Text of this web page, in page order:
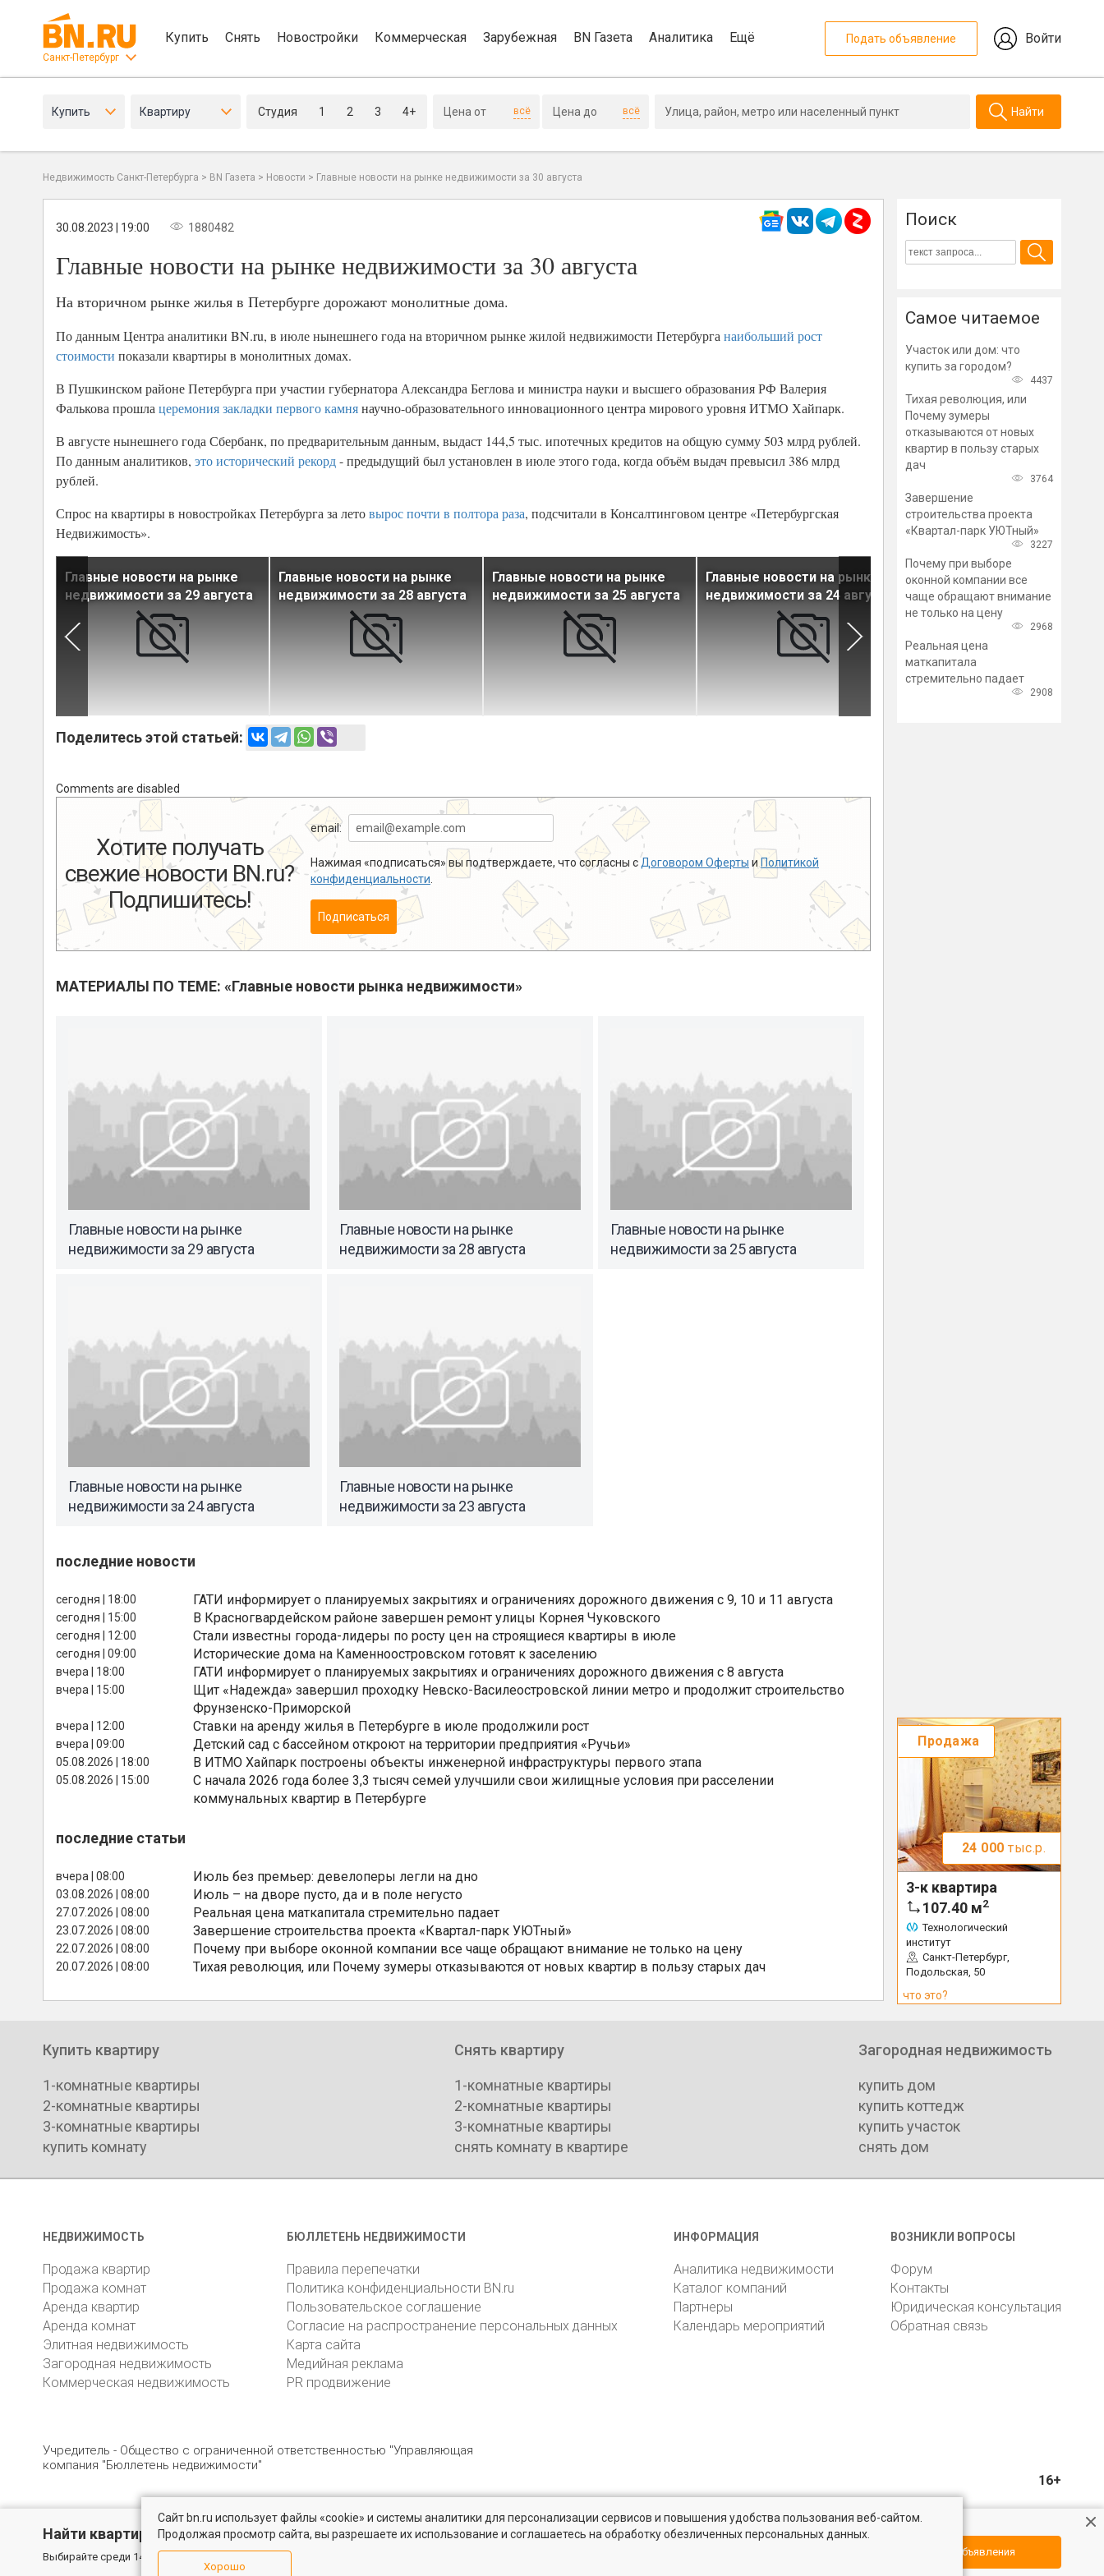
Санкт-Петербург
Купить Снять Новостройки Коммерческая Зарубежная BN Газета Аналитика Ещё Подать объявление Войти
Купить Квартиру Студия 1 2 3 4+ всё всё Найти
Недвижимость Санкт-Петербурга > BN Газета > Новости > Главные новости на рынке недвижимости за 30 августа
30.08.2023 | 19:00 1880482
Главные новости на рынке недвижимости за 30 августа
На вторичном рынке жилья в Петербурге дорожают монолитные дома.
По данным Центра аналитики BN.ru, в июле нынешнего года на вторичном рынке жилой недвижимости Петербурга наибольший рост
стоимости показали квартиры в монолитных домах.
В Пушкинском районе Петербурга при участии губернатора Александра Беглова и министра науки и высшего образования РФ Валерия
Фалькова прошла церемония закладки первого камнянаучно-образовательного инновационного центра мирового уровня ИТМО Хайпарк.
В августе нынешнего года Сбербанк, по предварительным данным, выдаст 144,5 тыс. ипотечных кредитов на общую сумму 503 млрд рублей.
По данным аналитиков, это исторический рекорд- предыдущий был установлен в июле этого года, когда объём выдач превысил 386 млрд
рублей.
Спрос на квартиры в новостройках Петербурга за летовырос почти в полтора раза, подсчитали в Консалтинговом центре «Петербургская
Недвижимость».
Главные новости на рынке
недвижимости за 29 августа
Главные новости на рынке
недвижимости за 28 августа
Главные новости на рынке
недвижимости за 25 августа
Главные новости на рынке
недвижимости за 24 августа
Главные новости на рынке
недвижимости за 23
Найти квартиру - это просто!
Выбирайте среди 14 тысяч проверенных вариантов на вторичом рынке жилья на портале BN.ru Посмотреть объявления
Поделитесь этой статьей:
Comments are disabled
Хотите получать
свежие новости BN.ru?
Подпишитесь!
email:
Нажимая «подписаться» вы подтверждаете, что согласны с Договором Оферты и Политикой
конфиденциальности
Подписаться
МАТЕРИАЛЫ ПО ТЕМЕ: «Главные новости рынка недвижимости»
Главные новости на рынке
недвижимости за 29 августа
Главные новости на рынке
недвижимости за 28 августа
Главные новости на рынке
недвижимости за 25 августа
Главные новости на рынке
недвижимости за 24 августа
Главные новости на рынке
недвижимости за 23 августа
последние новости
сегодня | 18:00 ГАТИ информирует о планируемых закрытиях и ограничениях дорожного движения с 9, 10 и 11 августа
сегодня | 15:00 В Красногвардейском районе завершен ремонт улицы Корнея Чуковского
сегодня | 12:00 Стали известны города-лидеры по росту цен на строящиеся квартиры в июле
сегодня | 09:00 Исторические дома на Каменноостровском готовят к заселению
вчера | 18:00 ГАТИ информирует о планируемых закрытиях и ограничениях дорожного движения с 8 августа
вчера | 15:00
Щит «Надежда» завершил проходку Невско-Василеостровской линии метро и продолжит строительство
Фрунзенско-Приморской
вчера | 12:00 Ставки на аренду жилья в Петербурге в июле продолжили рост
вчера | 09:00 Детский сад с бассейном откроют на территории предприятия «Ручьи»
05.08.2026 | 18:00 В ИТМО Хайпарк построены объекты инженерной инфраструктуры первого этапа
05.08.2026 | 15:00
С начала 2026 года более 3,3 тысяч семей улучшили свои жилищные условия при расселении
коммунальных квартир в Петербурге
последние статьи
вчера | 08:00 Июль без премьер: девелоперы легли на дно
03.08.2026 | 08:00 Июль – на дворе пусто, да и в поле негусто
27.07.2026 | 08:00 Реальная цена маткапитала стремительно падает
23.07.2026 | 08:00 Завершение строительства проекта «Квартал-парк УЮТный»
22.07.2026 | 08:00 Почему при выборе оконной компании все чаще обращают внимание не только на цену
20.07.2026 | 08:00 Тихая революция, или Почему зумеры отказываются от новых квартир в пользу старых дач
Поиск
Самое читаемое
Участок или дом: что
купить за городом?
4437
Тихая революция, или
Почему зумеры
отказываются от новых
квартир в пользу старых
дач
3764
Завершение
строительства проекта
«Квартал-парк УЮТный»
3227
Почему при выборе
оконной компании все
чаще обращают внимание
не только на цену
2968
Реальная цена
маткапитала
стремительно падает
2908
Продажа
24 000 тыс.р.
3-к квартира
107.40 м2
Технологический
институт
Санкт-Петербург,
Подольская, 50
что это?
Купить квартиру
1-комнатные квартиры
2-комнатные квартиры
3-комнатные квартиры
купить комнату
Снять квартиру
1-комнатные квартиры
2-комнатные квартиры
3-комнатные квартиры
снять комнату в квартире
Загородная недвижимость
купить дом
купить коттедж
купить участок
снять дом
НЕДВИЖИМОСТЬ
Продажа квартир
Продажа комнат
Аренда квартир
Аренда комнат
Элитная недвижимость
Загородная недвижимость
Коммерческая недвижимость
БЮЛЛЕТЕНЬ НЕДВИЖИМОСТИ
Правила перепечатки
Политика конфиденциальности BN.ru
Пользовательское соглашение
Согласие на распространение персональных данных
Карта сайта
Медийная реклама
PR продвижение
ИНФОРМАЦИЯ
Аналитика недвижимости
Каталог компаний
Партнеры
Календарь мероприятий
ВОЗНИКЛИ ВОПРОСЫ
Форум
Контакты
Юридическая консультация
Обратная связь
Учредитель - Общество с ограниченной ответственностью "Управляющая
компания "Бюллетень недвижимости"
16+
© 2005 – 2026, ООО «УК «БН» 8 (812) 331-93-56 196105, Санкт-Петербург, пр. Юрия Гагарина, 1 reklama@bn.ru
Сайт bn.ru использует файлы «cookie» и системы аналитики для персонализации сервисов и повышения удобства пользования веб-сайтом.
Продолжая просмотр сайта, вы разрешаете их использование и соглашаетесь на обработку обезличенных персональных данных.
Хорошо